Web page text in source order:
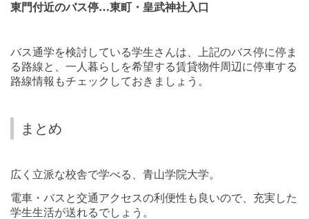
東門付近のバス停…東町・皇武神社入口
バス通学を検討している学生さんは、上記のバス停に停ま
る路線と、一人暮らしを希望する賃貸物件周辺に停車する
路線情報もチェックしておきましょう。
まとめ
広く立派な校舎で学べる、青山学院大学。
電車・バスと交通アクセスの利便性も良いので、充実した
学生生活が送れるでしょう。